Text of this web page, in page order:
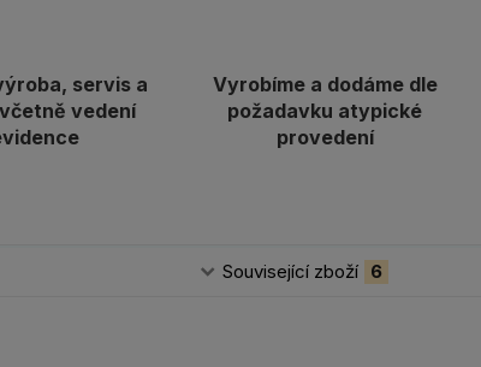
servis a
vedení
Vyrobíme a dodáme dle
požadavku atypické
provedení
Související zboží 6